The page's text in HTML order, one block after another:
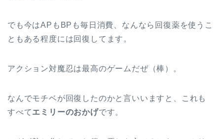
でも今はAPもBPも毎日消費、なんなら回復薬を使うこ
ともある程度には回復してます。
アクション対魔忍は最高のゲームだぜ（棒）。
なんでモチベが回復したのかと言いいますと、これも
すべてエミリーのおかげです。